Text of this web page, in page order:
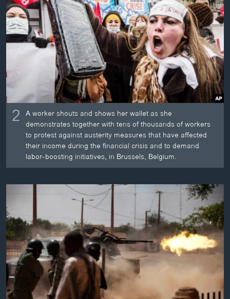
2 A worker shouts and shows her wallet as she
demonstrates together with tens of thousands of workers
to protest against austerity measures that have affected
their income during the financial crisis and to demand
labor-boosting initiatives, in Brussels, Belgium.